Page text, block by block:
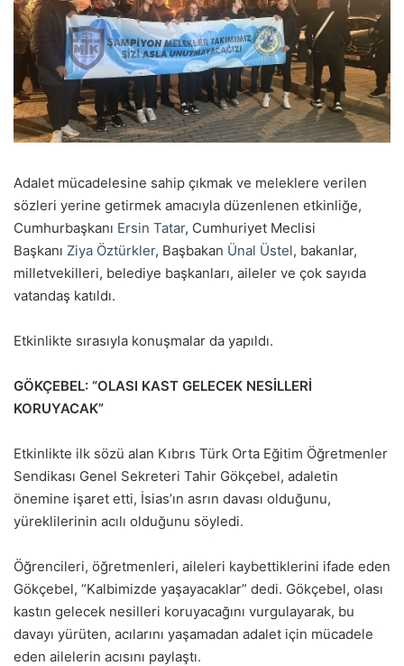
Adalet mücadelesine sahip çıkmak ve meleklere verilen
sözleri yerine getirmek amacıyla düzenlenen etkinliğe,
Cumhurbaşkanı Ersin Tatar, Cumhuriyet Meclisi
Başkanı Ziya Öztürkler, Başbakan Ünal Üstel, bakanlar,
milletvekilleri, belediye başkanları, aileler ve çok sayıda
vatandaş katıldı.
Etkinlikte sırasıyla konuşmalar da yapıldı.
GÖKÇEBEL: “OLASI KAST GELECEK NESİLLERİ
KORUYACAK”
Etkinlikte ilk sözü alan Kıbrıs Türk Orta Eğitim Öğretmenler
Sendikası Genel Sekreteri Tahir Gökçebel, adaletin
önemine işaret etti, İsias’ın asrın davası olduğunu,
yüreklilerinin acılı olduğunu söyledi.
Öğrencileri, öğretmenleri, aileleri kaybettiklerini ifade eden
Gökçebel, “Kalbimizde yaşayacaklar” dedi. Gökçebel, olası
kastın gelecek nesilleri koruyacağını vurgulayarak, bu
davayı yürüten, acılarını yaşamadan adalet için mücadele
eden ailelerin acısını paylaştı.